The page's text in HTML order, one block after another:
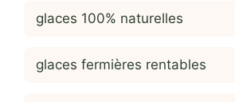
glaces 100% naturelles
glaces fermières rentables